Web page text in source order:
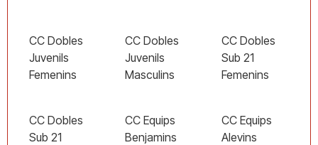
CC Dobles
Juvenils
Femenins
CC Dobles
Juvenils
Masculins
CC Dobles
Sub 21
Femenins
CC Dobles
Sub 21
CC Equips
Benjamins
CC Equips
Alevins